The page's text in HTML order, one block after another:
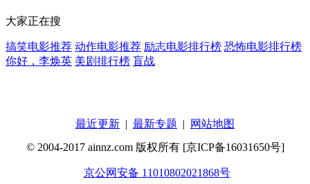
大家正在搜
搞笑电影推荐 动作电影推荐 励志电影排行榜 恐怖电影排行榜
你好，李焕英 美剧排行榜 盲战
最近更新 | 最新专题 |
网站地图
© 2004-2017 ainnz.com 版权所有 [京ICP备16031650号]
京公网安备 11010802021868号